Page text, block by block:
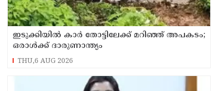
ഇടുക്കിയിൽ കാർ തോട്ടിലേക്ക് മറിഞ്ഞ് അപകടം;
ഒരാൾക്ക് ദാരുണാന്ത്യം
THU,6 AUG 2026